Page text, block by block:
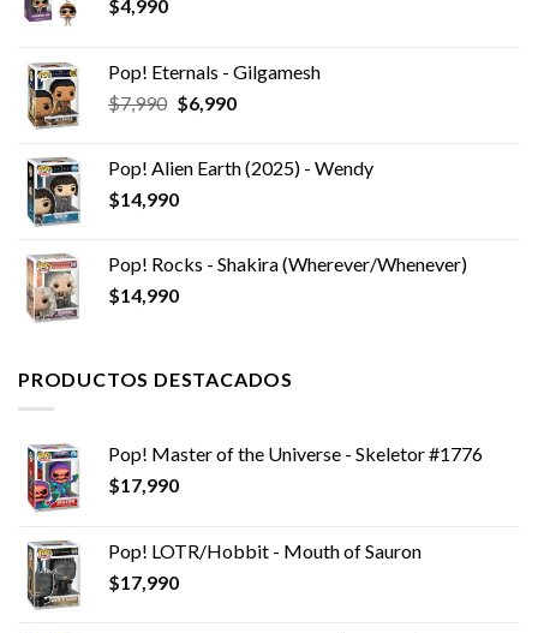
$4,990
Pop! Eternals - Gilgamesh
$7,990 El
era:
$7,990.
$6,990El
es:
Pop! Alien Earth (2025) - Wendy
$14,990
Pop! Rocks - Shakira (Wherever/Whenever)
$14,990
PRODUCTOS DESTACADOS
Pop! Master of the Universe - Skeletor #1776
$17,990
Pop! LOTR/Hobbit - Mouth of Sauron
$17,990